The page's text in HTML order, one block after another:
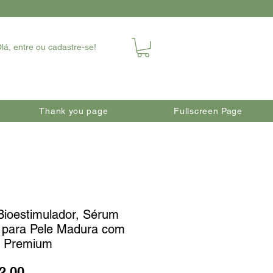
entre ou cadastre-se!
Thank you page Fullscreen Page
Sérum
Pele Madura com
Premium